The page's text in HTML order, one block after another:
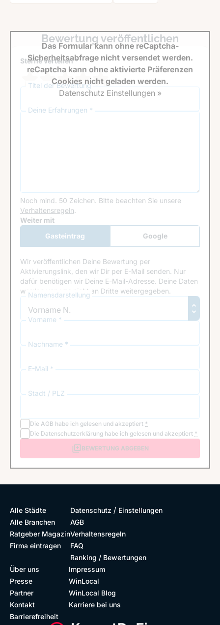
Bewertung veröffentlichen
Sterne verteilen *
Titel der Bewertung
Deine Erfahrungen *
Noch mind. 50 Zeichen. Bitte beachten Sie unsere
Verhaltensregeln.
Google Recaptcha
Weiter mit
Gasteintrag
Google
Anmeldung
Wir veröffentlichen Deine Bewertung per
Aktivierungslink, den wir Dir per E-Mail senden. Nur
dafür benötigen wir Deine E-Mail-Adresse. Deine Daten
werden von uns nicht an Dritte weitergegeben.
Namensdarstellung
Vorname *
Nachname *
E-Mail *
Stadt / PLZ
Die AGB habe ich gelesen und akzeptiert *
Die Datenschutzerklärung habe ich gelesen und akzeptiert *
BEWERTUNG ABGEBEN
Das Formular kann ohne reCaptcha-
Sicherheitsabfrage nicht versendet werden.
reCaptcha kann ohne aktivierte Präferenzen
Cookies nicht geladen werden.
Datenschutz Einstellungen »
Alle Städte
Alle Branchen
Ratgeber Magazin
Firma eintragen
Datenschutz / Einstellungen
AGB
Verhaltensregeln
FAQ
Ranking / Bewertungen
Über uns
Presse
Partner
Kontakt
Barrierefreiheit
Impressum
WinLocal
WinLocal Blog
Karriere bei uns